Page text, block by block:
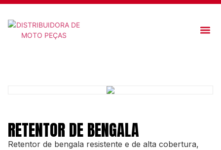
RETENTOR DE BENGALA
Retentor de bengala resistente e de alta cobertura,